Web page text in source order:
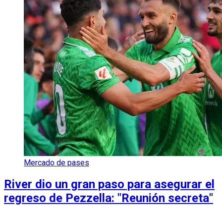
Mercado de pases
River dio un gran paso para asegurar el
regreso de Pezzella: "Reunión secreta"